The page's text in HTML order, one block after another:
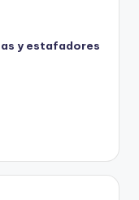
y estafadores